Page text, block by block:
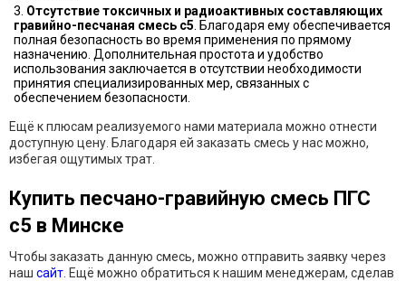
Отсутствие токсичных и радиоактивных составляющих
гравийно-песчаная смесь с5 . Благодаря ему обеспечивается
полная безопасность во время применения по прямому
назначению. Дополнительная простота и удобство
использования заключается в отсутствии необходимости
принятия специализированных мер, связанных с
обеспечением безопасности.
Ещё к плюсам реализуемого нами материала можно отнести
доступную цену. Благодаря ей заказать смесь у нас можно,
избегая ощутимых трат.
Купить песчано-гравийную смесь ПГС
с5 в Минске
Чтобы заказать данную смесь, можно отправить заявку через
наш сайт . Ещё можно обратиться к нашим менеджерам, сделав